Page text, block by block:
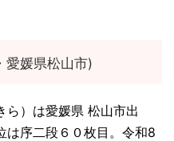
愛媛県松山市)
）は愛媛県 松山市出
は序二段６０枚目。令和8